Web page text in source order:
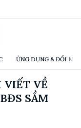
ỨNG DỤNG & ĐỔI
VIẾT VỀ
SẦM